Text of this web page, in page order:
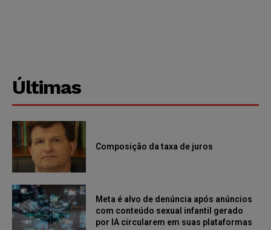
Últimas
Composição da taxa de juros
Meta é alvo de denúncia após anúncios
com conteúdo sexual infantil gerado
por IA circularem em suas plataformas